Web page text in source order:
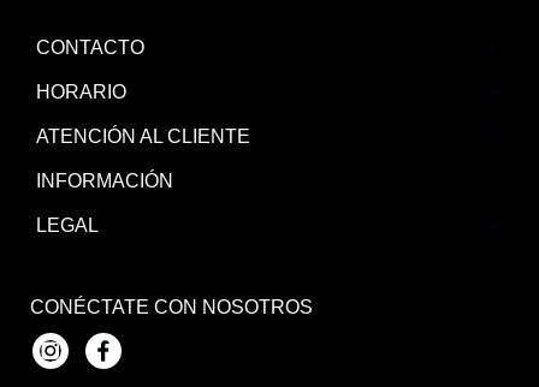
CONTACTO
HORARIO
ATENCIÓN AL CLIENTE
INFORMACIÓN
LEGAL
CONÉCTATE CON NOSOTROS
InstagramFacebook